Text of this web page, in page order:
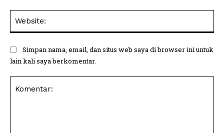
Simpan nama, email, dan situs web saya di browser ini untuk
lain kali saya berkomentar.